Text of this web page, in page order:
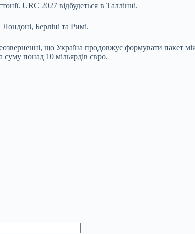
URC 2027 відбудеться в Таллінні.
Берліні та Римі.
що Україна продовжує формувати пакет
суму понад 10 мільярдів євро.